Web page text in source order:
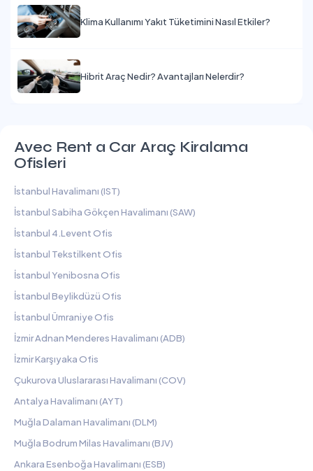
Klima Kullanımı Yakıt Tüketimini Nasıl Etkiler?
Hibrit Araç Nedir? Avantajları Nelerdir?
Avec Rent a Car Araç Kiralama
Ofisleri
İstanbul Havalimanı (IST)
İstanbul Sabiha Gökçen Havalimanı (SAW)
İstanbul 4.Levent Ofis
İstanbul Tekstilkent Ofis
İstanbul Yenibosna Ofis
İstanbul Beylikdüzü Ofis
İstanbul Ümraniye Ofis
İzmir Adnan Menderes Havalimanı (ADB)
İzmir Karşıyaka Ofis
Çukurova Uluslararası Havalimanı (COV)
Antalya Havalimanı (AYT)
Muğla Dalaman Havalimanı (DLM)
Muğla Bodrum Milas Havalimanı (BJV)
Ankara Esenboğa Havalimanı (ESB)